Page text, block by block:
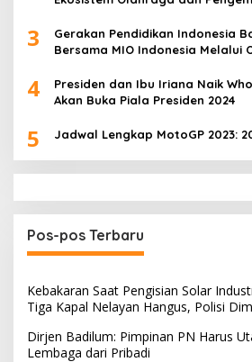
3
Gerakan Pendidikan Indonesia
Bersama MIO Indonesia Melalui
4
Presiden dan Ibu Iriana Naik
Akan Buka Piala Presiden 2024
5 Jadwal Lengkap MotoGP 2023:
Pos-pos Terbaru
Kebakaran Saat Pengisian Solar
Tiga Kapal Nelayan Hangus, Polisi
Dirjen Badilum: Pimpinan PN Harus
Lembaga dari Pribadi